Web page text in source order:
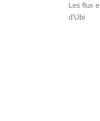
Les flux
d'Ubi